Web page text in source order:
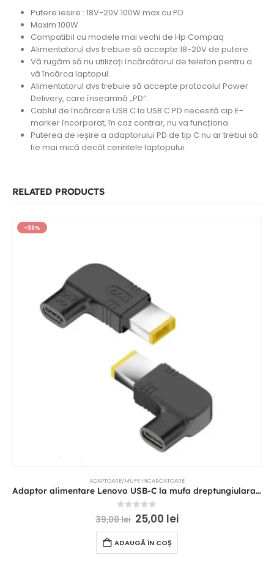
Putere iesire : 18V-20V 100W max cu PD
Maxim 100W
Compatibil cu modele mai vechi de Hp Compaq
Alimentatorul dvs trebuie să accepte 18-20V de putere.
Vă rugăm să nu utilizați încărcătorul de telefon pentru a
vă încărca laptopul.
Alimentatorul dvs trebuie să accepte protocolul Power
Delivery, care înseamnă „PD”.
Cablul de încărcare USB C la USB C PD necesită cip E-
marker încorporat, în caz contrar, nu va funcționa.
Puterea de ieșire a adaptorului PD de tip C nu ar trebui să
fie mai mică decât cerintele laptopului.
RELATED PRODUCTS
-36%
ADAPTOARE/MUFE INCARCATOARE
Adaptor alimentare Lenovo USB-C la mufa dreptungiulara square plug 11×4.5mm 100W
out of 5
39,00lei 25,00 lei
ADAUGĂ ÎN COȘ